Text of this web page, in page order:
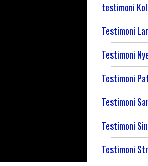
testimoni
Testimoni
Testimoni
Testimoni
Testimoni
Testimoni
Testimoni